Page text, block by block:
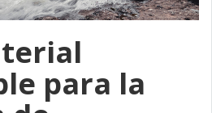
para la